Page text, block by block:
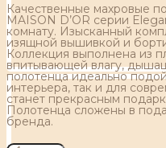
Качественные махровые
MAISON D’OR серии
комнату. Изысканный
изящной вышивкой и
Коллекция выполнена из
впитывающей влагу,
полотенца идеально
интерьера, так и для
станет прекрасным
Полотенца сложены в
бренда.